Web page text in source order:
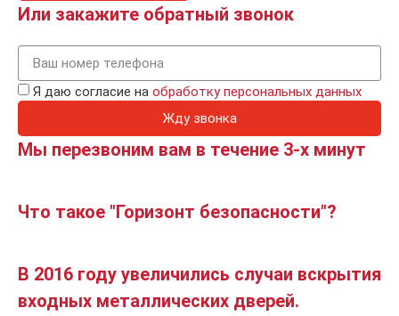
Или закажите обратный звонок
Я даю согласие на обработку персональных данных
Жду звонка
Мы перезвоним вам в течение 3-х минут
Что такое "Горизонт безопасности"?
В 2016 году увеличились случаи вскрытия
входных металлических дверей.